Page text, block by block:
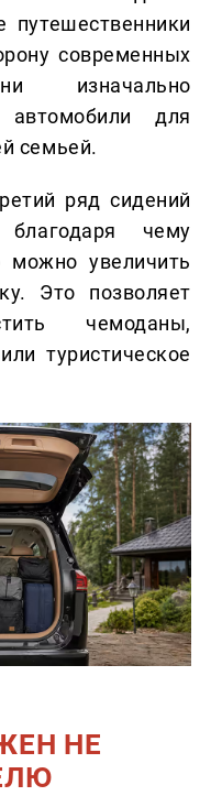
путешественники
современных
изначально
автомобили для
семьей.
ряд сидений
благодаря чему
можно увеличить
Это позволяет
чемоданы,
туристическое
НЕ